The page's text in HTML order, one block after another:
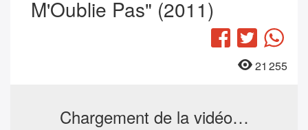
M'Oublie Pas" (2011)
Facebook
Twitter
21 255
Chargement de la vidéo…